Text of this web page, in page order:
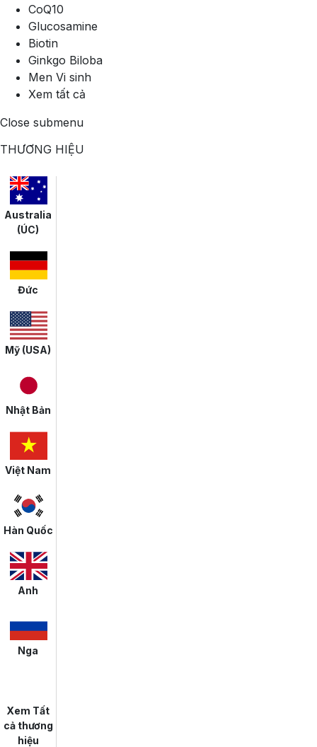
CoQ10
Glucosamine
Biotin
Ginkgo Biloba
Men Vi sinh
Xem tất cả
Close submenu
THƯƠNG HIỆU
Australia
(ÚC)
Đức
Mỹ (USA)
Nhật Bản
Việt Nam
Hàn Quốc
Anh
Nga
Xem Tất
cả thương
hiệu